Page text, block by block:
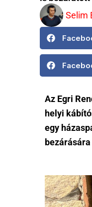
Selim
Az Egri
helyi
egy